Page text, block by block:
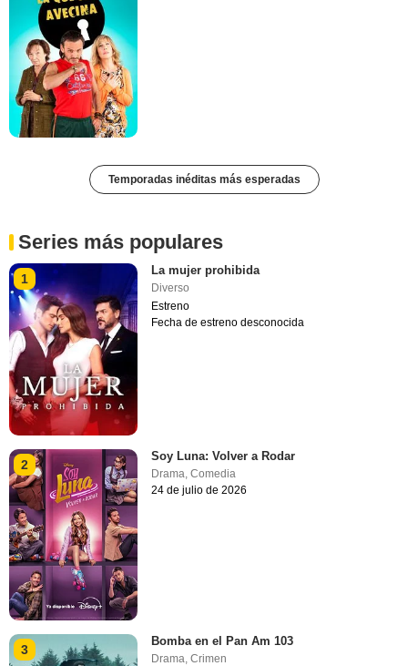
Temporadas inéditas más esperadas
Series más populares
1
La mujer prohibida
Diverso
Estreno
Fecha de estreno desconocida
2
Soy Luna: Volver a Rodar
Drama ,Comedia
24 de julio de 2026
3
Bomba en el Pan Am 103
Drama,Crimen